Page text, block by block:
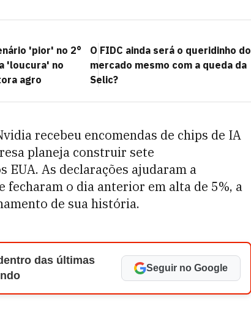
'pior' no 2°
'loucura' no
agro
O FIDC ainda será o queridinho do
mercado mesmo com a queda da
Selic?
recebeu encomendas de chips de IA
planeja construir sete
EUA. As declarações ajudaram a
fecharam o dia anterior em alta de 5%, a
de sua história.
das últimas
Seguir no Google